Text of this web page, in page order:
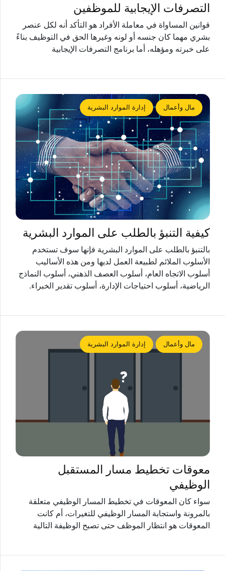
التصرفات الإيجابية للموظفين
قوانين المساواة في معاملة الأفراد هو التأكد أنه لكل عنصر
بشري مهما كان جنسه أو لونه وغيرها الحق في التوظيف بناءً
على خبرته ومؤهله، أما برنامج التصرفات الإيجابية
مال وأعمال إدارة الموارد البشرية
كيفية التنبؤ بالطلب على الموارد البشرية
بالتنبؤ بالطلب على الموارد البشرية فإنها سوف تستخدم
الأسلوب الملائم لطبيعة العمل لديها ومن هذه الأساليب
أسلوب الاتجاه العام، أسلوب العصف الذهني، أسلوب النماذج
الرياضية، أسلوب احتياجات الإدارة، أسلوب تقدير الخبراء.
مال وأعمال إدارة الموارد البشرية
معوقات تخطيط مسار المستقبل
الوظيفي
سواء كان المعوقات في تخطيط المسار الوظيفي متعلقة
بالمرونة واستجابة المسار الوظيفي للتغيرات، أم كانت
المعوقات هو انتظار الموظف حتى تصبح الوظيفة التالية